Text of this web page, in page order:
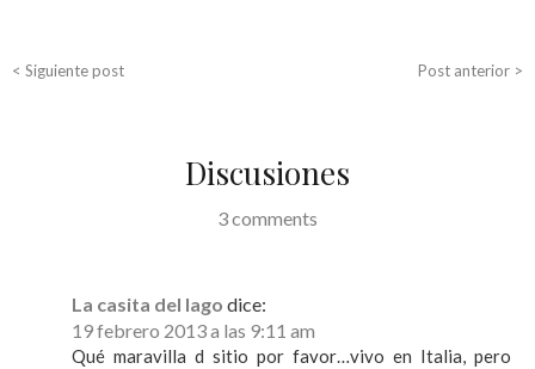
c
Post anterior >
< Siguiente post
Discusiones
3 comments
La casita del lago dice:
19 febrero 2013 a las 9:11 am
Qué maravilla d sitio por favor…vivo en Italia, pero